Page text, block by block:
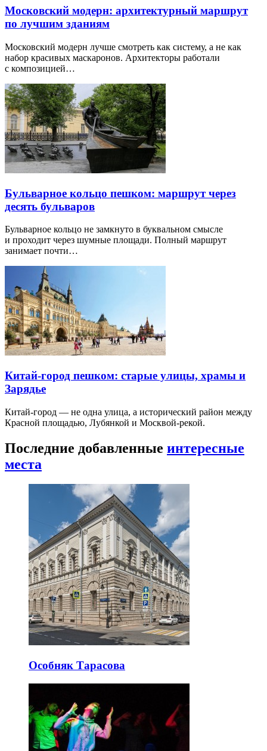
Московский модерн: архитектурный маршрут
по лучшим зданиям
Московский модерн лучше смотреть как систему, а не как
набор красивых маскаронов. Архитекторы работали
с композицией…
Бульварное кольцо пешком: маршрут через
десять бульваров
Бульварное кольцо не замкнуто в буквальном смысле
и проходит через шумные площади. Полный маршрут
занимает почти…
Китай-город пешком: старые улицы, храмы и
Зарядье
Китай-город — не одна улица, а исторический район между
Красной площадью, Лубянкой и Москвой-рекой.
Последние добавленные интересные
места
Особняк Тарасова